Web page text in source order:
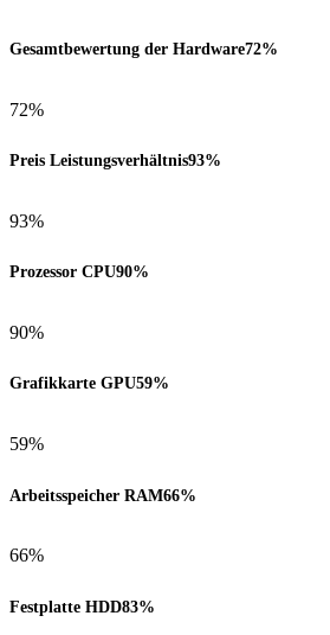
Gesamtbewertung der Hardware72%
72%
Preis Leistungsverhältnis93%
93%
Prozessor CPU90%
90%
Grafikkarte GPU59%
59%
Arbeitsspeicher RAM66%
66%
Festplatte HDD83%